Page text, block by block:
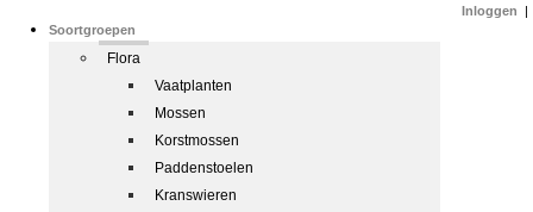
Soortgroepen
Flora
Vaatplanten
Mossen
Korstmossen
Paddenstoelen
Kranswieren
Inloggen |